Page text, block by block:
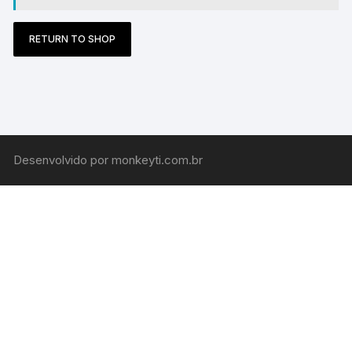
RETURN TO SHOP
Desenvolvido por monkeyti.com.br